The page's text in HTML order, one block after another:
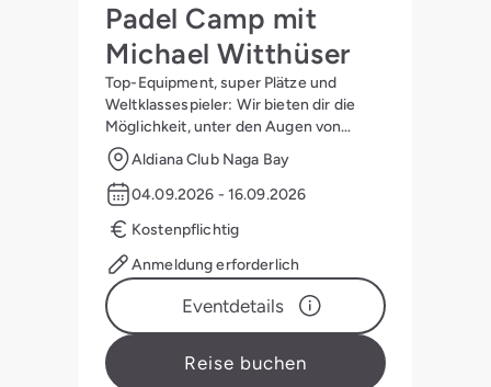
Padel Camp mit
Michael Witthüser
Top-Equipment, super Plätze und
Weltklassespieler: Wir bieten dir die
Möglichkeit, unter den Augen von
Michael Witthüser zum Ass auf dem
Platz zu werden.
Aldiana Club Naga Bay
04.09.2026 - 16.09.2026
Kostenpflichtig
Anmeldung erforderlich
Eventdetails
Reise buchen